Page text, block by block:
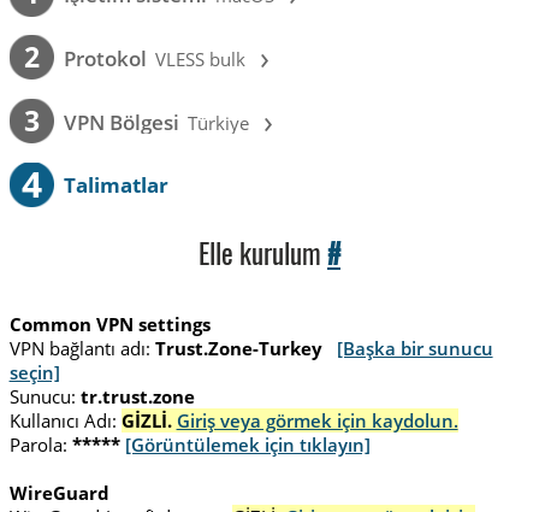
2 Protokol VLESS bulk ›
3 VPN Bölgesi Türkiye ›
4 Talimatlar
Elle kurulum #
Common VPN settings
VPN bağlantı adı: Trust.Zone-Turkey
[Başka bir sunucu
seçin]
Sunucu: tr.trust.zone
Kullanıcı Adı: GİZLİ. Giriş veya görmek için kaydolun.
Parola: ***** [Görüntülemek için tıklayın]
WireGuard